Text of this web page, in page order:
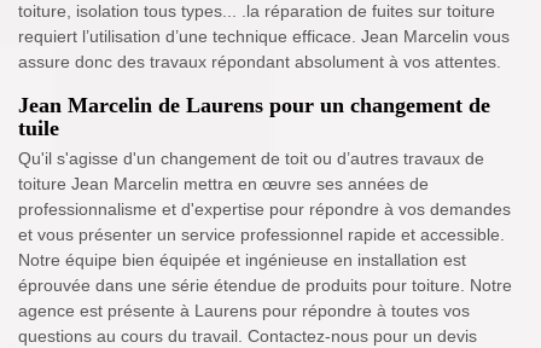
toiture, isolation tous types... .la réparation de fuites sur toiture
requiert l’utilisation d’une technique efficace. Jean Marcelin vous
assure donc des travaux répondant absolument à vos attentes.
Jean Marcelin de Laurens pour un changement de
tuile
Qu'il s'agisse d'un changement de toit ou d’autres travaux de
toiture Jean Marcelin mettra en œuvre ses années de
professionnalisme et d'expertise pour répondre à vos demandes
et vous présenter un service professionnel rapide et accessible.
Notre équipe bien équipée et ingénieuse en installation est
éprouvée dans une série étendue de produits pour toiture. Notre
agence est présente à Laurens pour répondre à toutes vos
questions au cours du travail. Contactez-nous pour un devis